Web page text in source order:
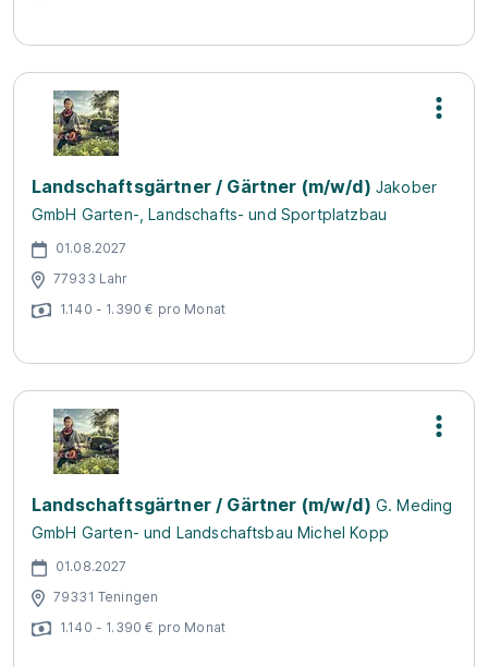
Landschaftsgärtner / Gärtner (m/w/d) Jakober
GmbH Garten-, Landschafts- und Sportplatzbau
01.08.2027
77933 Lahr
1.140 - 1.390 € pro Monat
Landschaftsgärtner / Gärtner (m/w/d) G. Meding
GmbH Garten- und Landschaftsbau Michel Kopp
01.08.2027
79331 Teningen
1.140 - 1.390 € pro Monat